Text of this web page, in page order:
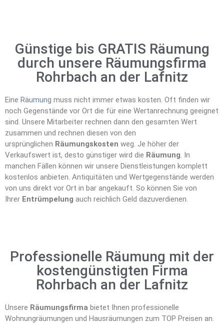
Günstige bis GRATIS Räumung
durch unsere Räumungsfirma
Rohrbach an der Lafnitz
Eine Räumung muss nicht immer etwas kosten. Oft finden wir
noch Gegenstände vor Ort die für eine Wertanrechnung geeignet
sind. Unsere Mitarbeiter rechnen dann den gesamten Wert
zusammen und rechnen diesen von den
ursprünglichen Räumungskosten weg. Je höher der
Verkaufswert ist, desto günstiger wird die Räumung. In
manchen Fällen können wir unsere Dienstleistungen komplett
kostenlos anbieten. Antiquitäten und Wertgegenstände werden
von uns direkt vor Ort in bar angekauft. So können Sie von
Ihrer Entrümpelung auch reichlich Geld dazuverdienen.
Professionelle Räumung mit der
kostengünstigten Firma
Rohrbach an der Lafnitz
Unsere Räumungsfirma bietet Ihnen professionelle
Wohnungräumungen und Hausräumungen zum TOP Preisen an.